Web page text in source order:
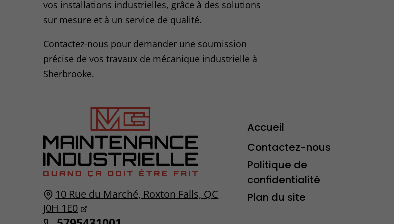
vos installations industrielles, grâce à des solutions
sur mesure et à un service de qualité.
Contactez-nous pour demander une soumission
précise de vos travaux de mécanique industrielle à
Sherbrooke.
10 Rue du Marché, Roxton Falls, QC
J0H 1E0
Accueil
Contactez-nous
Politique de
confidentialité
Plan du site